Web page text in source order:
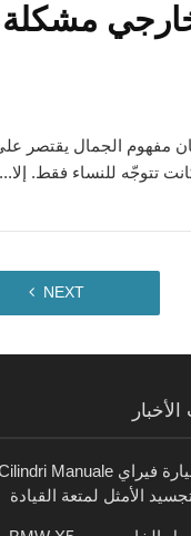
مشكلة
مارس 2022: في الماضي، كان مفهوم الجمال يقتصر
تتوجّه للنساء فقط.
NEXT
الأمثل لمتعة القيادة